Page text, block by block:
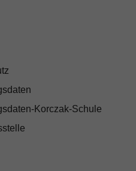
Korczak-Schule